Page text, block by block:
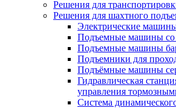
Решения для
Решения для шахтного
Электрические
Подъемные машины со
Подъемные машины
Подъемники для
Подъёмные машины
Гидравлическая
управления
Система